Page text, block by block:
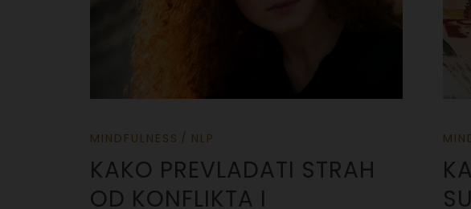
MINDFULNESS NLP
KAKO PREVLADATI STRAH
OD KONFLIKTA I